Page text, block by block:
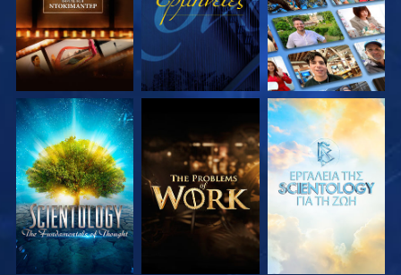
ΕΞΕΡΕΥΝΗΣΤΕ ΤΗ
ΣΕΙΡΑ
ΕΞΕΡΕΥΝΗΣΤΕ ΤΗ
ΣΕΙΡΑ
ΕΞΕΡΕΥΝΗΣΤΕ ΤΗ
ΣΕΙΡΑ